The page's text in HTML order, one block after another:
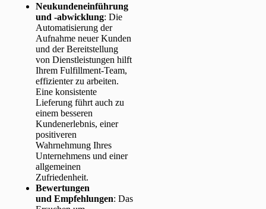
Neukundeneinführung
und -abwicklung: Die
Automatisierung der
Aufnahme neuer Kunden
und der Bereitstellung
von Dienstleistungen hilft
Ihrem Fulfillment-Team,
effizienter zu arbeiten.
Eine konsistente
Lieferung führt auch zu
einem besseren
Kundenerlebnis, einer
positiveren
Wahrnehmung Ihres
Unternehmens und einer
allgemeinen
Zufriedenheit.
Bewertungen
und Empfehlungen: Das